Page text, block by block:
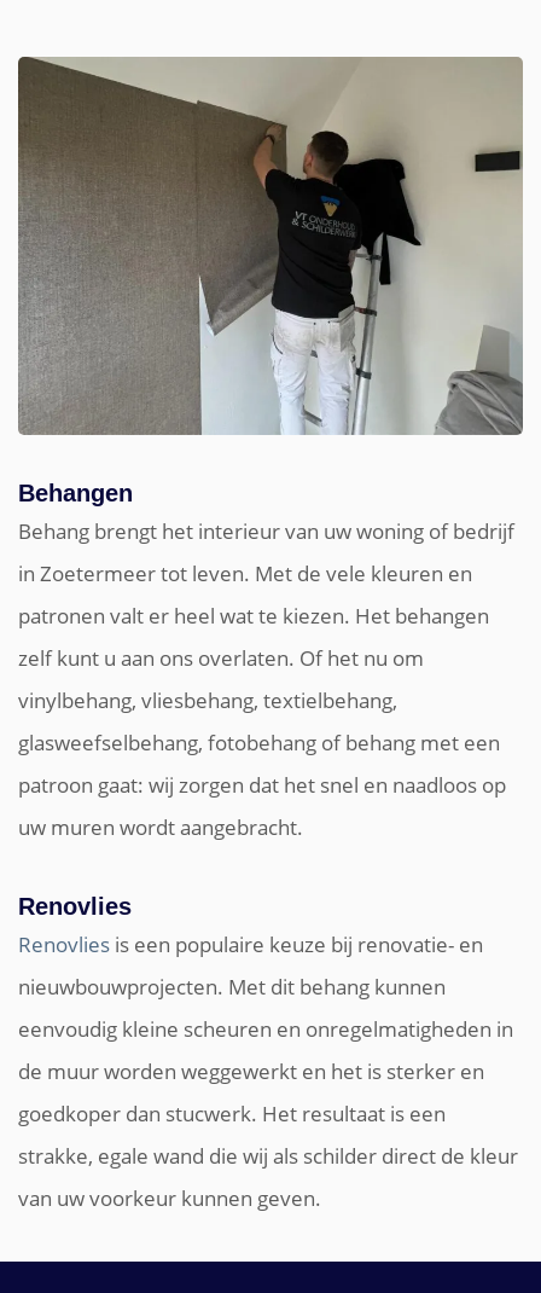
Behangen
Behang brengt het interieur van uw woning of bedrijf
in Zoetermeer tot leven. Met de vele kleuren en
patronen valt er heel wat te kiezen. Het behangen
zelf kunt u aan ons overlaten. Of het nu om
vinylbehang, vliesbehang, textielbehang,
glasweefselbehang, fotobehang of behang met een
patroon gaat: wij zorgen dat het snel en naadloos op
uw muren wordt aangebracht.
Renovlies
Renovlies is een populaire keuze bij renovatie- en
nieuwbouwprojecten. Met dit behang kunnen
eenvoudig kleine scheuren en onregelmatigheden in
de muur worden weggewerkt en het is sterker en
goedkoper dan stucwerk. Het resultaat is een
strakke, egale wand die wij als schilder direct de kleur
van uw voorkeur kunnen geven.